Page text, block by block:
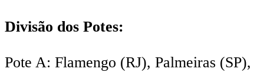
Divisão dos Potes:
Pote A: Flamengo (RJ), Palmeiras (SP),